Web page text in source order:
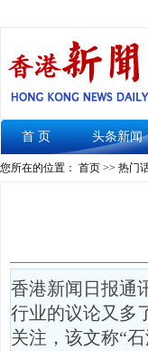
首 页 头条新闻
您所在的位置： 首页 >> 热门
香港新闻日报通
行业的议论又多
关注，该文称“